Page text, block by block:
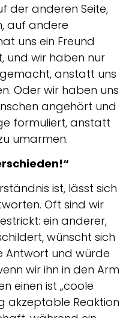
der anderen Seite,
auf andere
uns ein Freund
und wir haben nur
anstatt uns
Oder wir haben uns
angehört und
formuliert, anstatt
umarmen.
ist, lässt sich
Oft sind wir
ein anderer,
wünscht sich
Antwort und würde
wir ihn in den Arm
einen ist „coole
akzeptable Reaktion